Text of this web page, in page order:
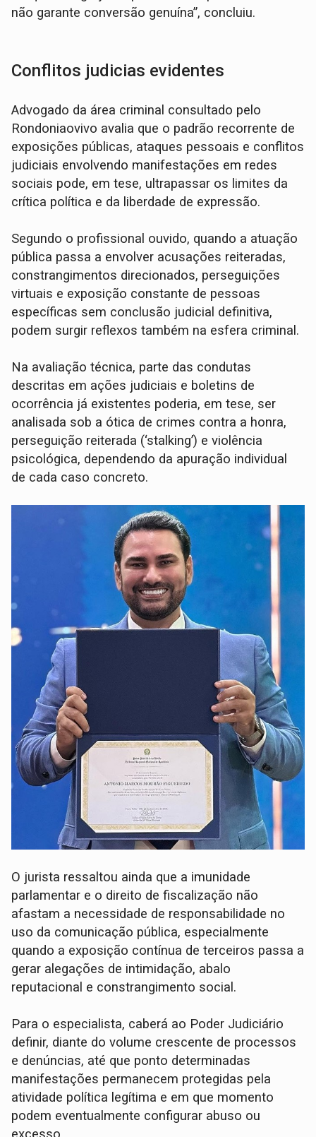
não garante conversão genuína”, concluiu.
Conflitos judicias evidentes
Advogado da área criminal consultado pelo
Rondoniaovivo avalia que o padrão recorrente de
exposições públicas, ataques pessoais e conflitos
judiciais envolvendo manifestações em redes
sociais pode, em tese, ultrapassar os limites da
crítica política e da liberdade de expressão.
Segundo o profissional ouvido, quando a atuação
pública passa a envolver acusações reiteradas,
constrangimentos direcionados, perseguições
virtuais e exposição constante de pessoas
específicas sem conclusão judicial definitiva,
podem surgir reflexos também na esfera criminal.
Na avaliação técnica, parte das condutas
descritas em ações judiciais e boletins de
ocorrência já existentes poderia, em tese, ser
analisada sob a ótica de crimes contra a honra,
perseguição reiterada (‘stalking’) e violência
psicológica, dependendo da apuração individual
de cada caso concreto.
O jurista ressaltou ainda que a imunidade
parlamentar e o direito de fiscalização não
afastam a necessidade de responsabilidade no
uso da comunicação pública, especialmente
quando a exposição contínua de terceiros passa a
gerar alegações de intimidação, abalo
reputacional e constrangimento social.
Para o especialista, caberá ao Poder Judiciário
definir, diante do volume crescente de processos
e denúncias, até que ponto determinadas
manifestações permanecem protegidas pela
atividade política legítima e em que momento
podem eventualmente configurar abuso ou
excesso.